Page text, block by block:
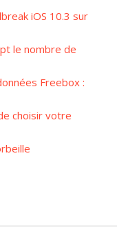
iOS 10.3 sur
le nombre de
Freebox :
choisir votre